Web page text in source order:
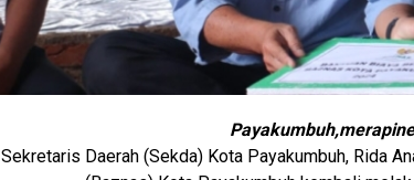
Sekretaris Daerah (Sekda) Kota Payakumbuh, Rida